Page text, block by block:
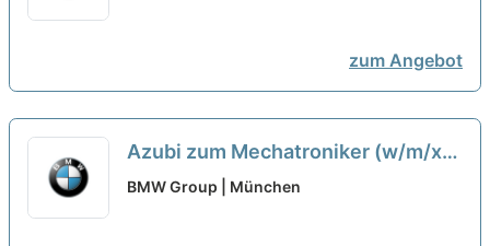
zum Angebot
Azubi zum Mechatroniker (w/m/x) -
Werk [19 Plätze] neu
BMW Group | München